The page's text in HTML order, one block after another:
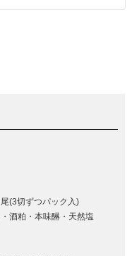
(3切ずつパック入)
酒粕・本味醂・天然塩